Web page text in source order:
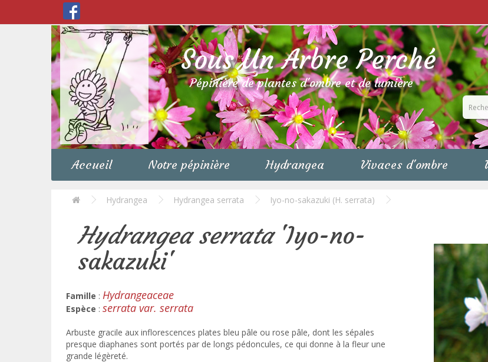
Sous Un Arbre Perché
Pépinière de plantes d'ombre et de lumière
Accueil Notre pépinière Hydrangea Vivaces d'ombre
Hydrangea Hydrangea serrata Iyo-no-sakazuki (H. serrata)
Hydrangea serrata'Iyo-no-
sakazuki'
Famille : Hydrangeaceae
Espèce : serrata var. serrata
Arbuste gracile aux inflorescences plates bleu pâle ou rose pâle, dont les sépales
presque diaphanes sont portés par de longs pédoncules, ce qui donne à la fleur une
grande légèreté.